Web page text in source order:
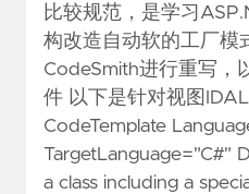
比较规范，是学习
构改造自动软的工厂模
CodeSmith进行重写，
件 以下是针对视图
CodeTemplate
TargetLanguage="C#"
a class including a